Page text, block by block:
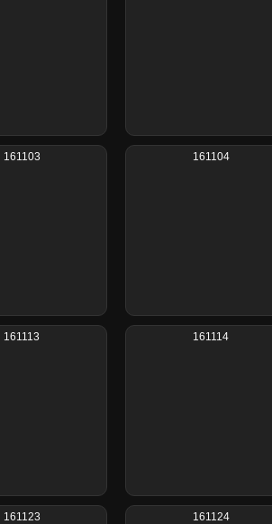
161103 161104
161113 161114
161123 161124